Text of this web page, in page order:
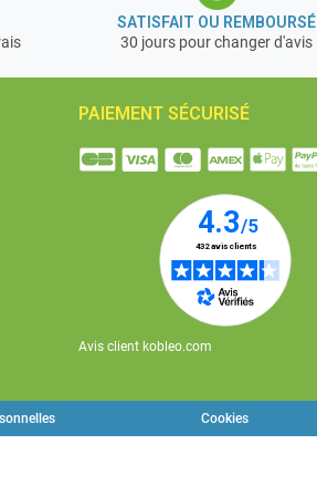
SATISFAIT OU REMBOURSÉ
30 jours pour changer d'avis
PAIEMENT SÉCURISÉ
Avis client kobleo.com
Cookies